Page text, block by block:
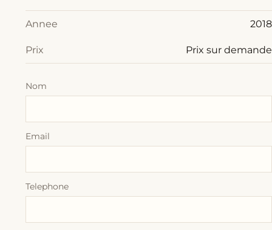
Annee 2018
Prix Prix sur demande
Nom
Email
Telephone